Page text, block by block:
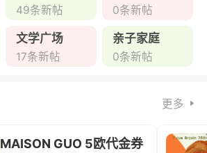
49条新帖 0条新帖
文学广场
17条新帖
亲子家庭
0条新帖
更多
MAISON GUO 5欧代金券